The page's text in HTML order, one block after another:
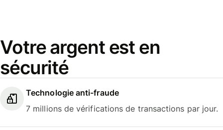
Votre argent est en
sécurité
Technologie anti-fraude
7 millions de vérifications de transactions par jour.